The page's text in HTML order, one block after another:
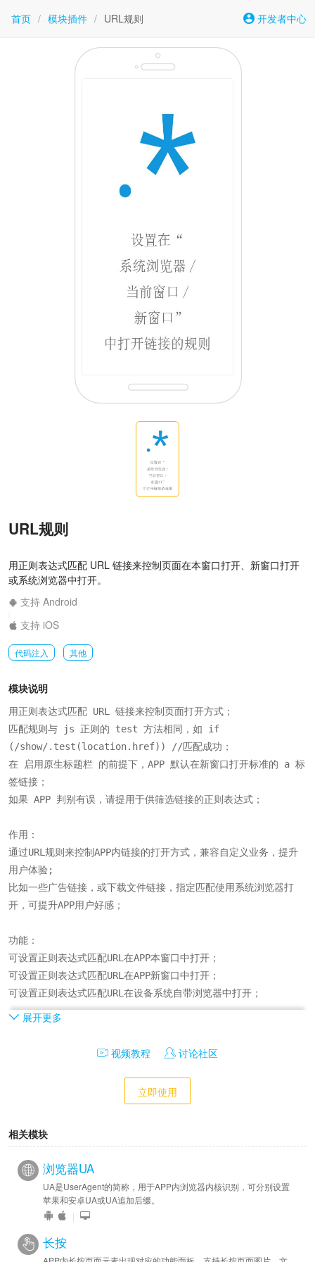
首页 / 模块插件 / URL规则 开发者中心
URL规则
用正则表达式匹配 URL 链接来控制页面在本窗口打开、新窗口打开
或系统浏览器中打开。
支持 Android
支持 iOS
代码注入 其他
模块说明
用正则表达式匹配 URL 链接来控制页面打开方式；
匹配规则与 js 正则的 test 方法相同，如 if
(/show/.test(location.href)) //匹配成功；
在 启用原生标题栏 的前提下，APP 默认在新窗口打开标准的 a 标
签链接；
如果 APP 判别有误，请提用于供筛选链接的正则表达式；
作用：
通过URL规则来控制APP内链接的打开方式，兼容自定义业务，提升
用户体验;
比如一些广告链接，或下载文件链接，指定匹配使用系统浏览器打
开，可提升APP用户好感；
功能：
可设置正则表达式匹配URL在APP本窗口中打开；
可设置正则表达式匹配URL在APP新窗口中打开；
可设置正则表达式匹配URL在设备系统自带浏览器中打开；
提供xapp-target链控方案，通过URL添加后缀来实现自定义；
展开更多
视频教程 讨论社区
立即使用
相关模块
浏览器UA
UA是UserAgent的简称，用于APP内浏览器内核识别，可分别设置
苹果和安卓UA或UA追加后缀。
|
长按